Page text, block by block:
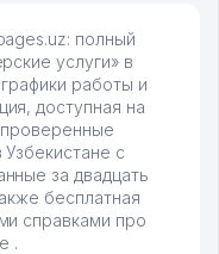
полный
услуги» в
работы и
доступная на
проверенные
с
за двадцать
бесплатная
справками про
.